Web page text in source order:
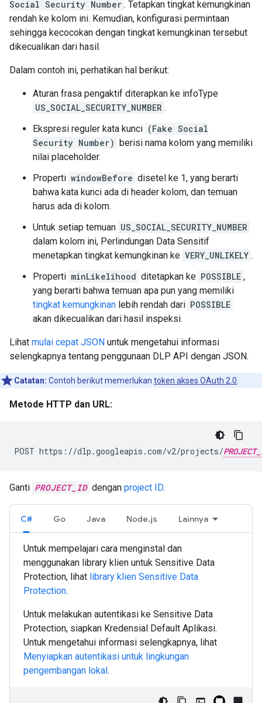
Social Security Number . Tetapkan tingkat kemungkinan
rendah ke kolom ini. Kemudian, konfigurasi permintaan
sehingga kecocokan dengan tingkat kemungkinan tersebut
dikecualikan dari hasil.
Dalam contoh ini, perhatikan hal berikut:
Aturan frasa pengaktif diterapkan ke infoType
US_SOCIAL_SECURITY_NUMBER .
Ekspresi reguler kata kunci (Fake Social
Security Number) berisi nama kolom yang memiliki
nilai placeholder.
Properti windowBefore disetel ke 1, yang berarti
bahwa kata kunci ada di header kolom, dan temuan
harus ada di kolom.
Untuk setiap temuan US_SOCIAL_SECURITY_NUMBER
dalam kolom ini, Perlindungan Data Sensitif
menetapkan tingkat kemungkinan ke VERY_UNLIKELY .
Properti minLikelihood ditetapkan ke POSSIBLE ,
yang berarti bahwa temuan apa pun yang memiliki
tingkat kemungkinan lebih rendah dari POSSIBLE
akan dikecualikan dari hasil inspeksi.
Lihat mulai cepat JSON untuk mengetahui informasi
selengkapnya tentang penggunaan DLP API dengan JSON.
Catatan: Contoh berikut memerlukan token akses OAuth 2.0
Metode HTTP dan URL:
POST https://dlp.googleapis.com/v2/projects/
Ganti PROJECT_ID dengan project ID.
C# Go Java Node.js Lainnya
Untuk mempelajari cara menginstal dan
menggunakan library klien untuk Sensitive Data
Protection, lihat library klien Sensitive Data
Protection.
Untuk melakukan autentikasi ke Sensitive Data
Protection, siapkan Kredensial Default Aplikasi.
Untuk mengetahui informasi selengkapnya, lihat
Menyiapkan autentikasi untuk lingkungan
pengembangan lokal.